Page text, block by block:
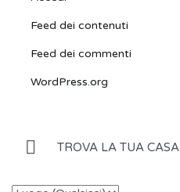
Feed dei contenuti
Feed dei commenti
WordPress.org
TROVA LA TUA CASA